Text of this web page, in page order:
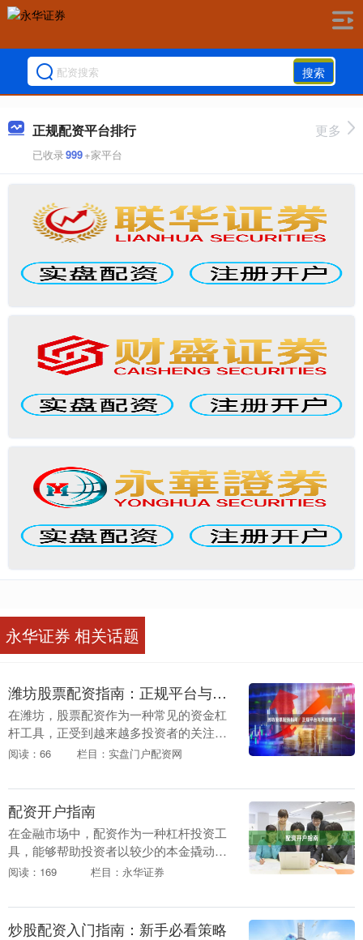
搜索
正规配资平台排行
已收录999+家平台
更多
永华证券 相关话题
潍坊股票配资指南：正规平台与风控要点
在潍坊，股票配资作为一种常见的资金杠
杆工具，正受到越来越多投资者的关注。
然而，面对市场上众多的配资平台，如何
者必须掌握的技能....
阅读：66 栏目：实盘门户配资网
配资开户指南
在金融市场中，配资作为一种杠杆投资工
具，能够帮助投资者以较少的本金撬动更
大的资金量配资平台，从而放大收益。然
中涉及平台选择....
阅读：169 栏目：永华证券
炒股配资入门指南：新手必看策略